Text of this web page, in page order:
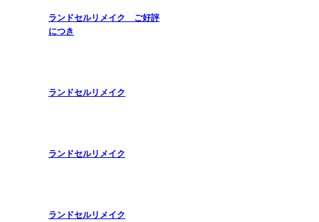
ランドセルリメイク ご好評
につき
ランドセルリメイク
ランドセルリメイク
ランドセルリメイク